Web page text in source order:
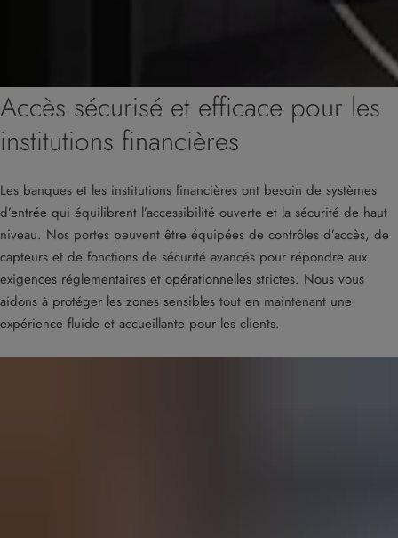
Accès sécurisé et efficace pour les
institutions financières
Les banques et les institutions financières ont besoin de systèmes
d’entrée qui équilibrent l’accessibilité ouverte et la sécurité de haut
niveau. Nos portes peuvent être équipées de contrôles d’accès, de
capteurs et de fonctions de sécurité avancés pour répondre aux
exigences réglementaires et opérationnelles strictes. Nous vous
aidons à protéger les zones sensibles tout en maintenant une
expérience fluide et accueillante pour les clients.